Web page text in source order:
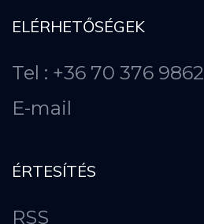
ELÉRHETŐSÉGEK
Tel : +36 70 376 9862
E-mail
ÉRTESÍTÉS
RSS